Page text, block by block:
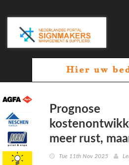
Prognose
meer rust,
Tue 11th Nov 2025